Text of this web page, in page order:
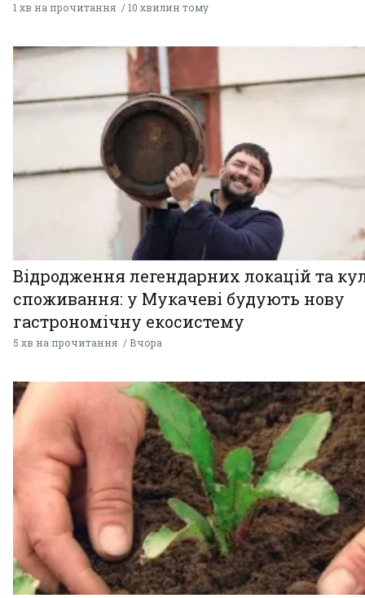
1 хв на прочитання 10 хвилин тому
Відродження легендарних локацій та
споживання: у Мукачеві будують нову
гастрономічну екосистему
5 хв на прочитання Вчора